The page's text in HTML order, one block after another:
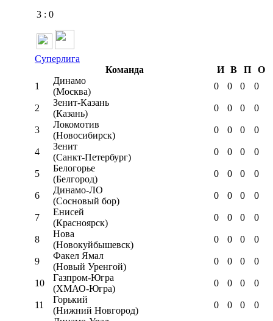
3 : 0
Суперлига
Команда
И В П
О
1
Динамо
(Москва)
0 0 0 0
2
Зенит-Казань
(Казань)
0 0 0 0
3
Локомотив
(Новосибирск)
0 0 0 0
4
Зенит
(Санкт-Петербург)
0 0 0 0
5
Белогорье
(Белгород)
0 0 0 0
6
Динамо-ЛО
(Сосновый бор)
0 0 0 0
7
Енисей
(Красноярск)
0 0 0 0
8
Нова
(Новокуйбышевск)
0 0 0 0
9
Факел Ямал
(Новый Уренгой)
0 0 0 0
10
Газпром-Югра
(ХМАО-Югра)
0 0 0 0
11
Горький
(Нижний Новгород)
0 0 0 0